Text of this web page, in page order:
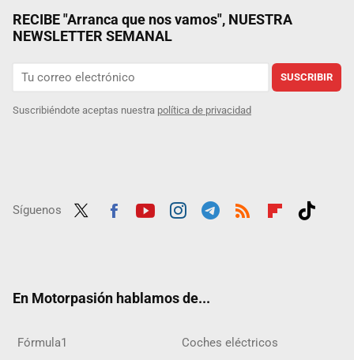
RECIBE "Arranca que nos vamos", NUESTRA
NEWSLETTER SEMANAL
SUSCRIBIR
Suscribiéndote aceptas nuestra política de privacidad
Síguenos
En Motorpasión hablamos de...
Fórmula1 Coches eléctricos